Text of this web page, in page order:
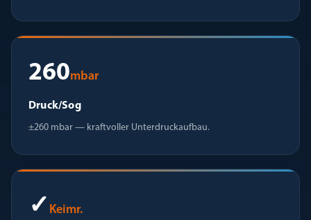
260mbar
Druck/Sog
±260 mbar — kraftvoller Unterdruckaufbau.
✓ Keimr.